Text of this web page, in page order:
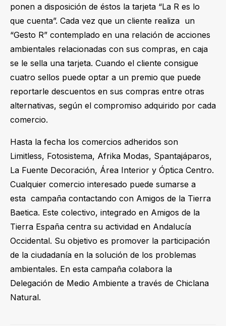
ponen a disposición de éstos la tarjeta “La R es lo
que cuenta”. Cada vez que un cliente realiza un
“Gesto R” contemplado en una relación de acciones
ambientales relacionadas con sus compras, en caja
se le sella una tarjeta. Cuando el cliente consigue
cuatro sellos puede optar a un premio que puede
reportarle descuentos en sus compras entre otras
alternativas, según el compromiso adquirido por cada
comercio.
Hasta la fecha los comercios adheridos son
Limitless, Fotosistema, Afrika Modas, Spantajáparos,
La Fuente Decoración, Área Interior y Óptica Centro.
Cualquier comercio interesado puede sumarse a
esta campaña contactando con Amigos de la Tierra
Baetica. Este colectivo, integrado en Amigos de la
Tierra España centra su actividad en Andalucía
Occidental. Su objetivo es promover la participación
de la ciudadanía en la solución de los problemas
ambientales. En esta campaña colabora la
Delegación de Medio Ambiente a través de Chiclana
Natural.